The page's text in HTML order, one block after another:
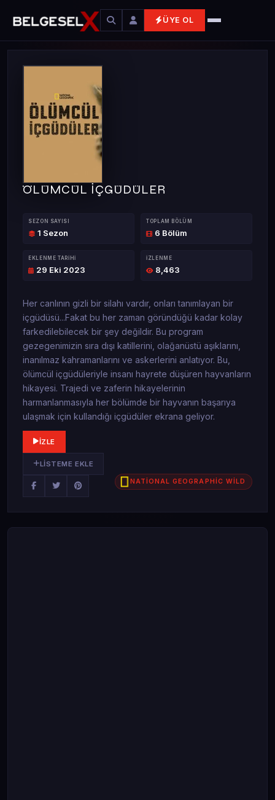
ÜYE OL
ÖLÜMCÜL İÇGÜDÜLER
SEZON SAYISI
1 Sezon
TOPLAM BÖLÜM
6 Bölüm
EKLENME TARIHI
29 Eki 2023
İZLENME
8,463
Her canlının gizli bir silahı vardır, onları tanımlayan bir
içgüdüsü...Fakat bu her zaman göründüğü kadar kolay
farkedilebilecek bir şey değildir. Bu program
gezegenimizin sıra dışı katillerini, olağanüstü aşıklarını,
inanılmaz kahramanlarını ve askerlerini anlatıyor. Bu,
ölümcül içgüdüleriyle insanı hayrete düşüren hayvanların
hikayesi. Trajedi ve zaferin hikayelerinin
harmanlanmasıyla her bölümde bir hayvanın başarıya
ulaşmak için kullandığı içgüdüler ekrana geliyor.
İZLE
LISTEME EKLE
NATİONAL GEOGRAPHİC WİLD